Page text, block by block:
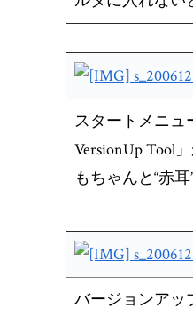
スタートメニ
VersionUp Tool
もちゃんと“赤耳
バージョンアッ